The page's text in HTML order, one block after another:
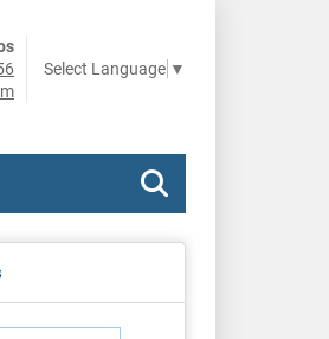
Select Language ▼